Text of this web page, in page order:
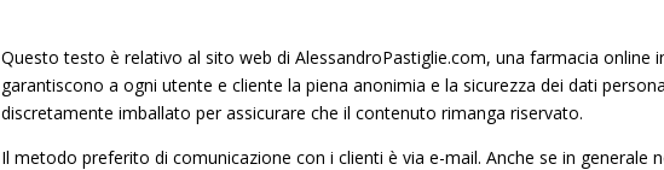
Questo testo è relativo al sito web di AlessandroPastiglie.com, una farmacia online
garantiscono a ogni utente e cliente la piena anonimia e la sicurezza dei dati
discretamente imballato per assicurare che il contenuto rimanga riservato.
Il metodo preferito di comunicazione con i clienti è via e-mail. Anche se in generale